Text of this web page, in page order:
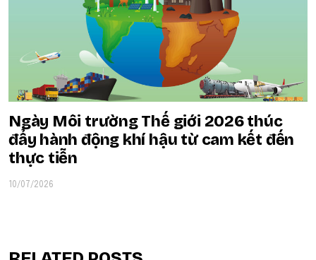
Ngày Môi trường Thế giới 2026 thúc
đẩy hành động khí hậu từ cam kết đến
thực tiễn
10/07/2026